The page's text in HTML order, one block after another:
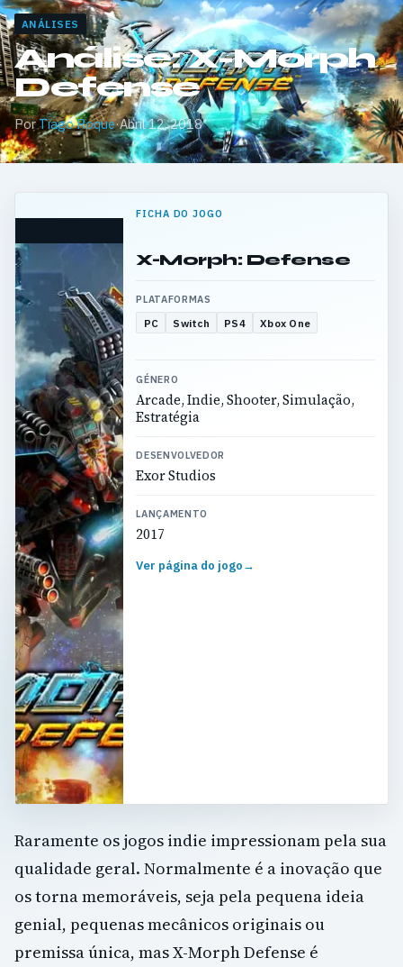
ANÁLISES
Análise: X-Morph
Defense
PorTiago Roque·Abril 12, 2018
FICHA DO JOGO
X-Morph: Defense
PLATAFORMAS
PC Switch PS4 Xbox One
GÉNERO
Arcade, Indie, Shooter, Simulação,
Estratégia
DESENVOLVEDOR
Exor Studios
LANÇAMENTO
2017
Ver página do jogo→
Raramente os jogos indie impressionam pela sua
qualidade geral. Normalmente é a inovação que
os torna memoráveis, seja pela pequena ideia
genial, pequenas mecânicos originais ou
premissa única, mas X-Morph Defense é